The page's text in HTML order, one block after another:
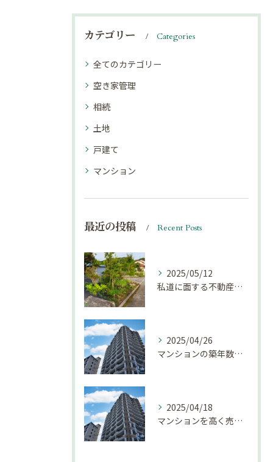
カテゴリー Categories
全てのカテゴリー
空き家管理
相続
土地
戸建て
マンション
最近の投稿 Recent Posts
2025/05/12
私道に面する不動産は売却しにくい？｜不動産売却豆知識（第69回）
2025/04/26
マンションの築年数による資産価値の変化とは｜不動産売却豆知識（第68回）
2025/04/18
マンションを高く売却するための注意点！